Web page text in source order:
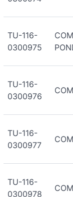
TU-116-
0300975
TU-116-
0300976
TU-116-
0300977
TU-116-
0300978